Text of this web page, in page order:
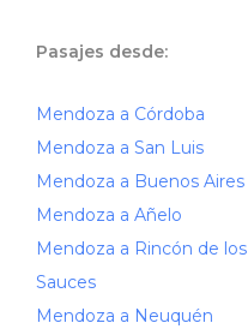
Pasajes desde:
Mendoza a Córdoba
Mendoza a San Luis
Mendoza a Buenos Aires
Mendoza a Añelo
Mendoza a Rincón de los
Sauces
Mendoza a Neuquén